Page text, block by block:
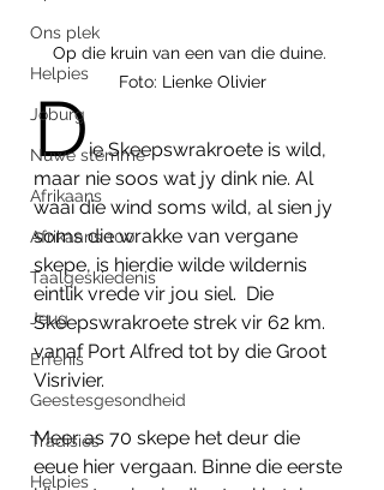
Ons plek
Helpies
Joburg
Nuwe stemme
Afrikaans
Afrikaans 100
Taalgeskiedenis
Jeug
Erfenis
Geestesgesondheid
Tradisies
Helpies
Op die kruin van een van die duine.
Foto: Lienke Olivier
Die Skeepswrakroete is wild,
maar nie soos wat jy dink nie. Al
waai die wind soms wild, al sien jy
soms die wrakke van vergane
skepe, is hierdie wilde wildernis
eintlik vrede vir jou siel.  Die
Skeepswrakroete strek vir 62 km.
vanaf Port Alfred tot by die Groot
Visrivier.
Meer as 70 skepe het deur die
eeue hier vergaan. Binne die eerste